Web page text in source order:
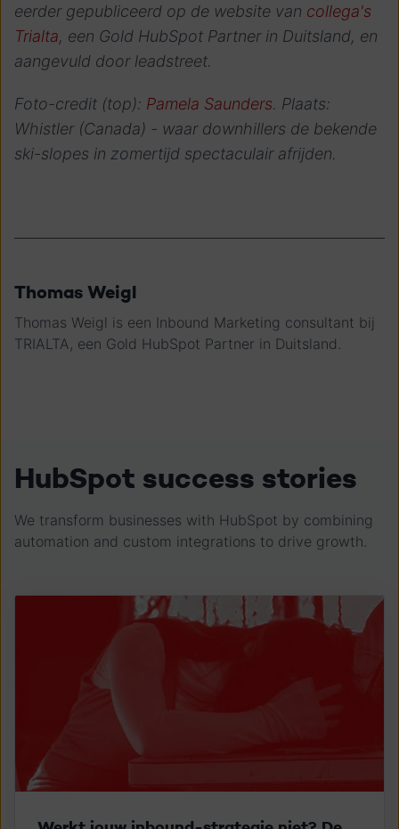
eerder gepubliceerd op de website van collega's
Trialta, een Gold HubSpot Partner in Duitsland, en
aangevuld door leadstreet.
Foto-credit (top): Pamela Saunders. Plaats:
Whistler (Canada) - waar downhillers de bekende
ski-slopes in zomertijd spectaculair afrijden.
Thomas Weigl
Thomas Weigl is een Inbound Marketing consultant bij
TRIALTA, een Gold HubSpot Partner in Duitsland.
HubSpot success stories
We transform businesses with HubSpot by combining
automation and custom integrations to drive growth.